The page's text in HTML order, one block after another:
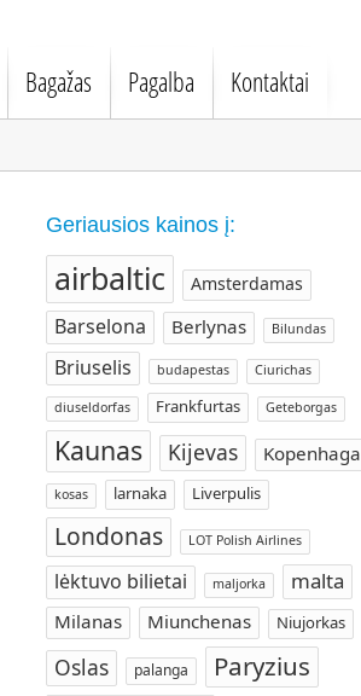
Bagažas Pagalba Kontaktai
Geriausios kainos į:
airbaltic Amsterdamas
Barselona Berlynas Bilundas
Briuselis budapestas Ciurichas
diuseldorfas Frankfurtas Geteborgas
Kaunas Kijevas Kopenhaga
kosas larnaka Liverpulis
Londonas LOT Polish Airlines
lėktuvo bilietai maljorka malta
Milanas Miunchenas Niujorkas
Oslas palanga
Paryzius